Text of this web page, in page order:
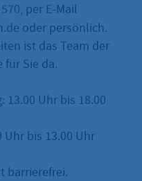
, per E-Mail
oder persönlich.
ist das Team der
Sie da.
13.00 Uhr bis 18.00
bis 13.00 Uhr
barrierefrei.